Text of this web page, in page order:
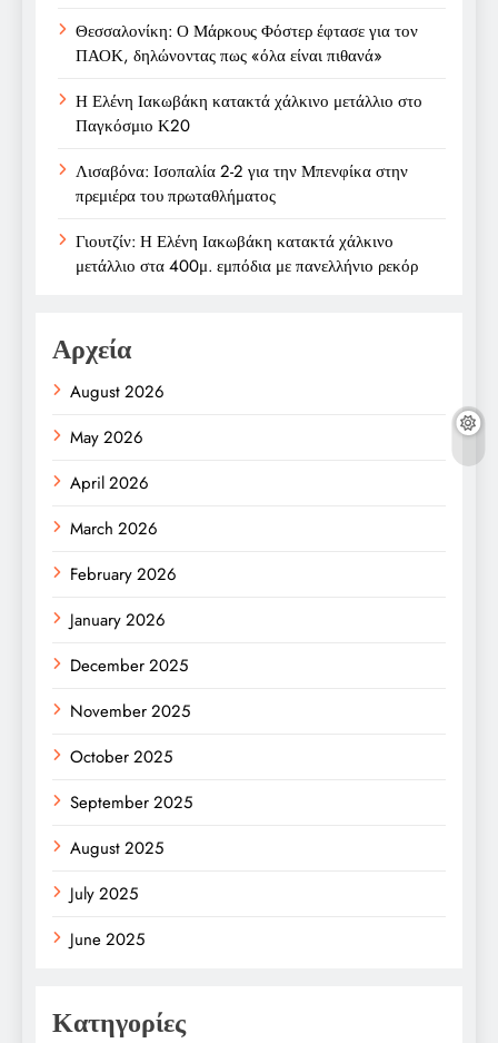
Θεσσαλονίκη: Ο Μάρκους Φόστερ έφτασε για τον
ΠΑΟΚ, δηλώνοντας πως «όλα είναι πιθανά»
Η Ελένη Ιακωβάκη κατακτά χάλκινο μετάλλιο στο
Παγκόσμιο Κ20
Λισαβόνα: Ισοπαλία 2-2 για την Μπενφίκα στην
πρεμιέρα του πρωταθλήματος
Γιουτζίν: Η Ελένη Ιακωβάκη κατακτά χάλκινο
μετάλλιο στα 400μ. εμπόδια με πανελλήνιο ρεκόρ
Αρχεία
August 2026
May 2026
April 2026
March 2026
February 2026
January 2026
December 2025
November 2025
October 2025
September 2025
August 2025
July 2025
June 2025
Κατηγορίες